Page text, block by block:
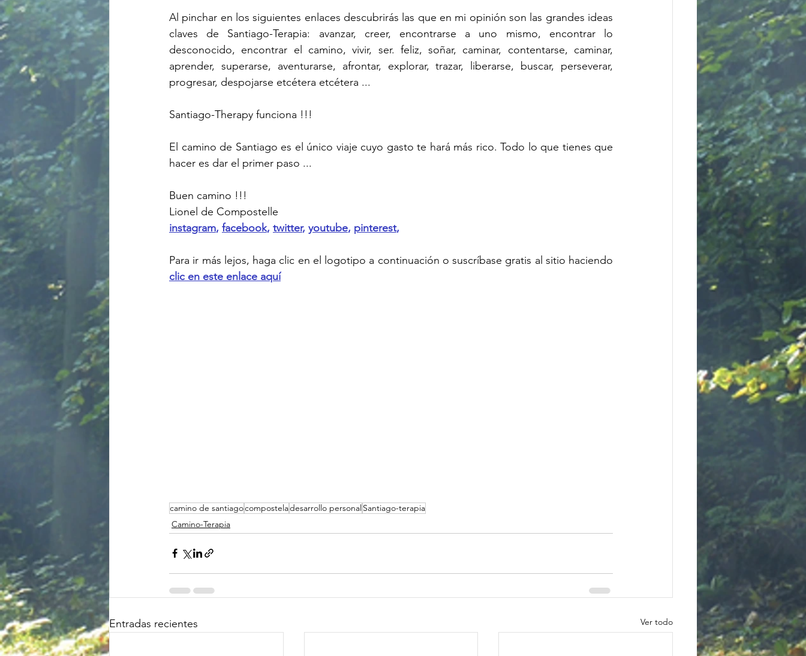
Al pinchar en los siguientes enlaces descubrirás las que en mi opinión son las grandes ideas
claves de Santiago-Terapia: avanzar, creer, encontrarse a uno mismo, encontrar lo
desconocido, encontrar el camino, vivir, ser. feliz, soñar, caminar, contentarse, caminar,
aprender, superarse, aventurarse, afrontar, explorar, trazar, liberarse, buscar, perseverar,
progresar, despojarse etcétera etcétera ...
Santiago-Therapy funciona !!!
El camino de Santiago es el único viaje cuyo gasto te hará más rico. Todo lo que tienes que
hacer es dar el primer paso ...
Buen camino !!!
Lionel de Compostelle
instagram, facebook, twitter, youtube, pinterest,
clic en este enlace aquí
camino de santiagocomposteladesarrollo personalSantiago-terapia
Camino-Terapia
Entradas recientes Ver todo